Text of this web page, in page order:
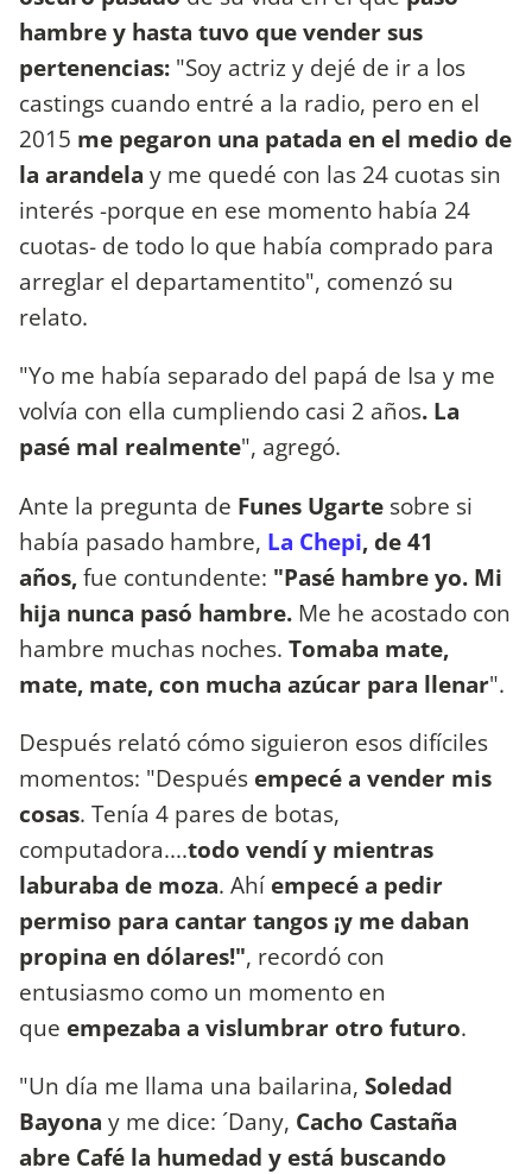
hambre y hasta tuvo que vender sus
pertenencias: "Soy actriz y dejé de ir a los
castings cuando entré a la radio, pero en el
2015 me pegaron una patada en el medio de
la arandela y me quedé con las 24 cuotas sin
interés -porque en ese momento había 24
cuotas- de todo lo que había comprado para
arreglar el departamentito", comenzó su
relato.
"Yo me había separado del papá de Isa y me
volvía con ella cumpliendo casi 2 años. La
pasé mal realmente", agregó.
Ante la pregunta de Funes Ugarte sobre si
había pasado hambre, La Chepi, de 41
años,fue contundente: "Pasé hambre yo. Mi
hija nunca pasó hambre. Me he acostado con
hambre muchas noches. Tomaba mate,
mate, mate, con mucha azúcar para llenar".
Después relató cómo siguieron esos difíciles
momentos: "Después empecé a vender mis
cosas. Tenía 4 pares de botas,
computadora....todo vendí y mientras
laburaba de moza. Ahí empecé a pedir
permiso para cantar tangos ¡y me daban
propina en dólares!", recordó con
entusiasmo como un momento en
que empezaba a vislumbrar otro futuro.
"Un día me llama una bailarina, Soledad
Bayona y me dice: ´Dany, Cacho Castaña
abre Café la humedad y está buscando